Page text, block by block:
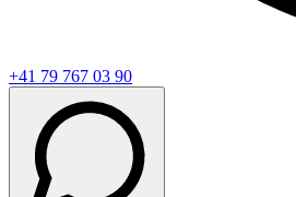
+41 79 767 03 90